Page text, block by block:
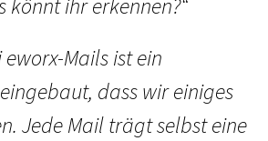
könnt ihr erkennen?“
eworx-Mails ist ein
dass wir einiges
Jede Mail trägt selbst eine